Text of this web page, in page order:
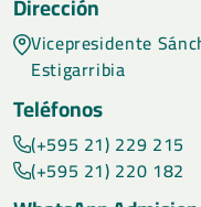
Vicepresidente
Estigarribia
Teléfonos
(+595 21) 229 215
(+595 21) 220 182